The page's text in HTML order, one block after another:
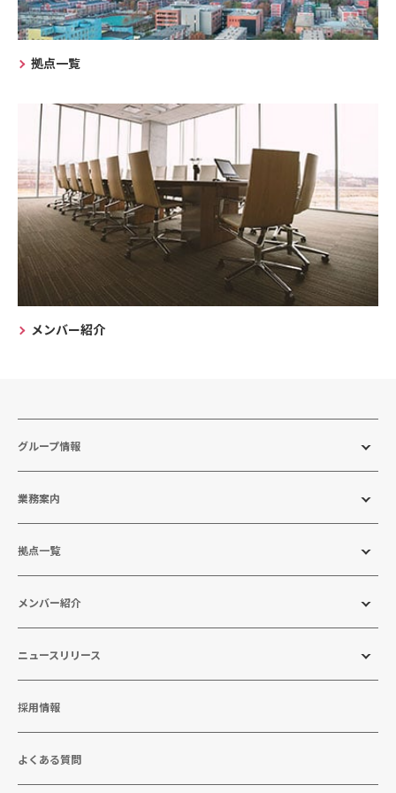
拠点一覧
メンバー紹介
グループ情報
業務案内
拠点一覧
メンバー紹介
ニュースリリース
採用情報
よくある質問